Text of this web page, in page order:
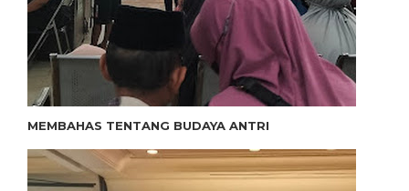
MEMBAHAS TENTANG BUDAYA ANTRI